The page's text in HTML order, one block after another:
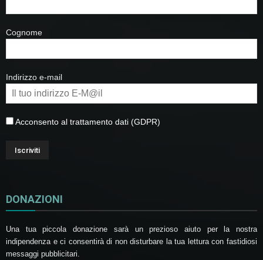
Cognome
Indirizzo e-mail
Acconsento al trattamento dati (GDPR)
DONAZIONI
Una tua piccola donazione sarà un prezioso aiuto per la nostra
indipendenza e ci consentirà di non disturbare la tua lettura con fastidiosi
messaggi pubblicitari.